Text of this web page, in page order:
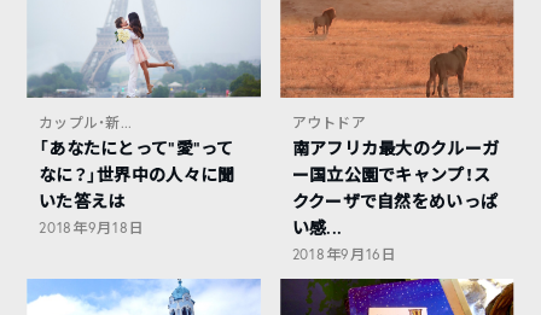
カップル・新...
「あなたにとって“愛”って
なに？」世界中の人々に聞
いた答えは
2018年9月18日
アウトドア
南アフリカ最大のクルーガ
ー国立公園でキャンプ！ス
ククーザで自然をめいっぱ
い感...
2018年9月16日